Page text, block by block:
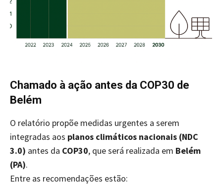
Chamado à ação antes da COP30 de
Belém
O relatório propõe medidas urgentes a serem
integradas aos planos climáticos nacionais (NDC
3.0) antes da COP30, que será realizada em Belém
(PA).
Entre as recomendações estão: